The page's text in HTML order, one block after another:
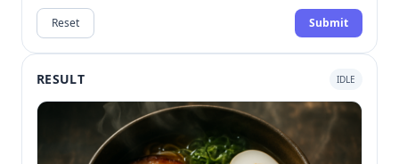
Reset Submit
RESULT IDLE